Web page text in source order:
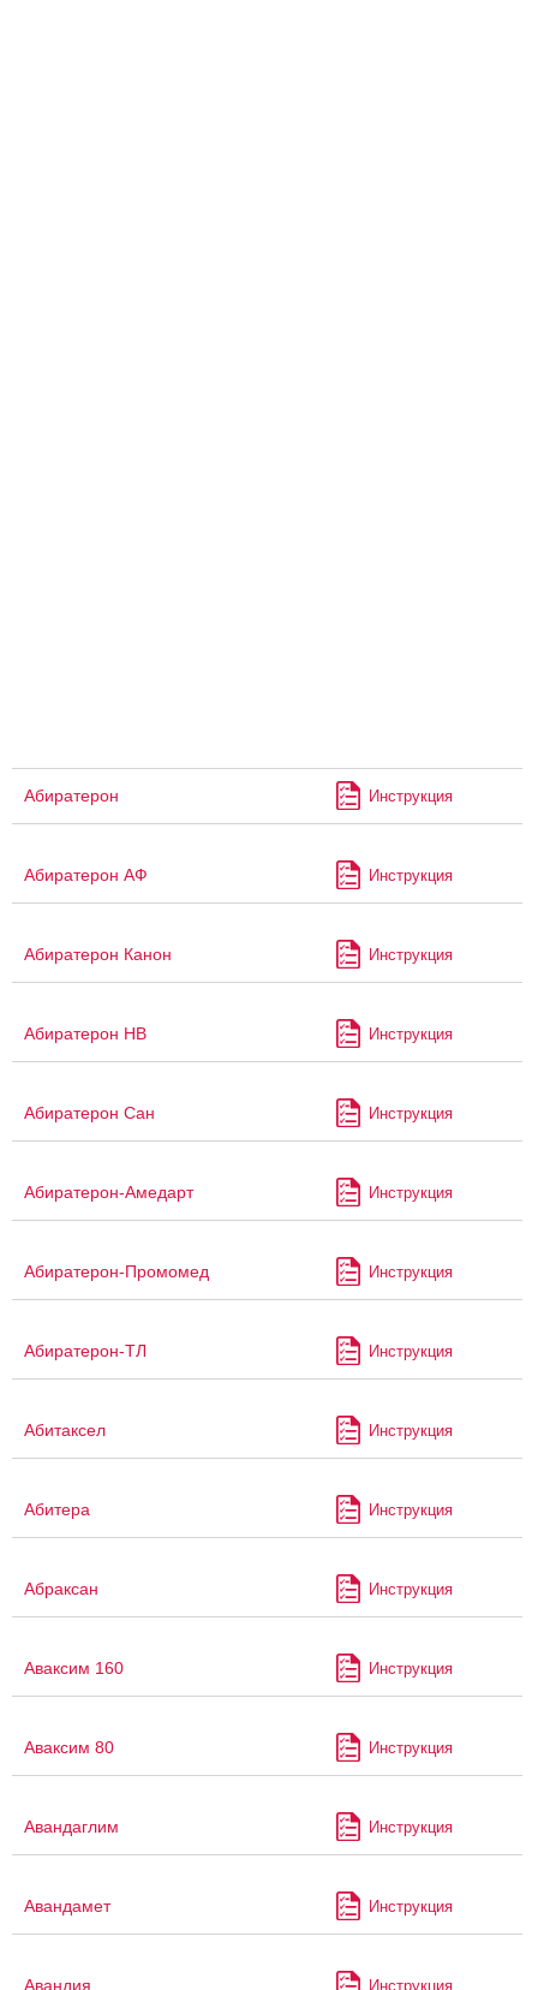
Абиратерон Инструкция
Абиратерон АФ Инструкция
Абиратерон Канон Инструкция
Абиратерон НВ Инструкция
Абиратерон Сан Инструкция
Абиратерон-Амедарт Инструкция
Абиратерон-Промомед Инструкция
Абиратерон-ТЛ Инструкция
Абитаксел Инструкция
Абитера Инструкция
Абраксан Инструкция
Аваксим 160 Инструкция
Аваксим 80 Инструкция
Авандаглим Инструкция
Авандамет Инструкция
Авандия Инструкция